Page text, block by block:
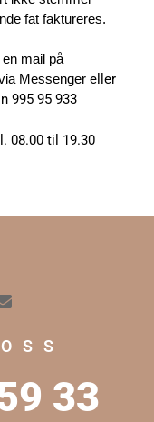
fat faktureres.
mail på
Messenger eller
995 95 933
08.00 til 19.30
33